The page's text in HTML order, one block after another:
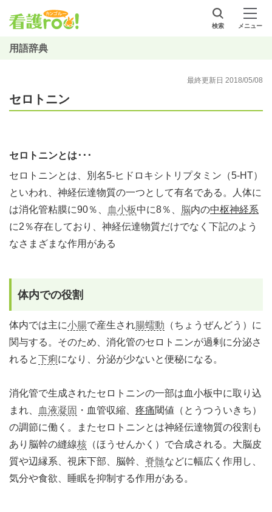
検索 メニュー
用語辞典
最終更新日 2018/05/08
セロトニン
セロトニンとは･･･
セロトニンとは、別名5-ヒドロキシトリプタミン（5-HT）
といわれ、神経伝達物質の一つとして有名である。人体に
は消化管粘膜に90％、
血小板中に8％、 脳内の中枢神経系
に2％存在しており、神経伝達物質だけでなく下記のよう
なさまざまな作用がある
体内での役割
体内では主に小腸で産生され腸蠕動 （ちょうぜんどう）に
関与する。そのため、消化管のセロトニンが過剰に分泌さ
れると下痢になり、分泌が少ないと便秘になる。
消化管で生成されたセロトニンの一部は血小板中に取り込
まれ、
血液凝固 ・血管収縮、 疼痛閾値（とうつういきち）
の調節に働く。またセロトニンとは神経伝達物質の役割も
あり脳幹の縫線核 （ほうせんかく）で合成される。大脳皮
質や辺縁系、視床下部、脳幹、 脊髄などに幅広く作用し、
気分や食欲、睡眠を抑制する作用がある。